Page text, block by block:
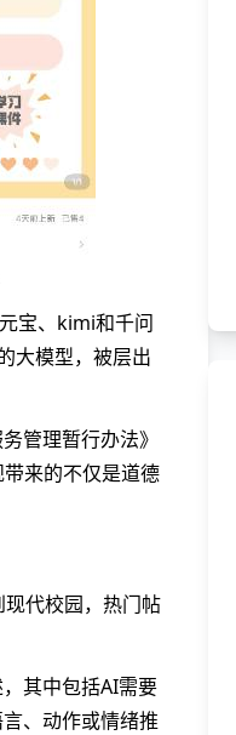
宝、kimi和千问
大模型，被层出
管理暂行办法》
来的不仅是道德
代校园，热门帖
其中包括AI需要
、动作或情绪推